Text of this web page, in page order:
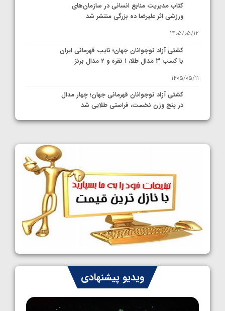
کتاب مدیریت منابع انسانی در سازمان‌های
ورزشی اثر علیرضا ده بزرگی منتشر شد
1405/05/12
کشتی آزاد نوجوانان جهان؛ نایب قهرمانی ایران
با کسب ۳ مدال طلا، ۱ نقره و ۲ مدال برنز
1405/05/11
کشتی آزاد نوجوانان قهرمانی جهان؛ چهار مدال
در پنج وزن نخست، فراستی طلایی شد
1405/05/11
کشتی آزاد نوجوانان جهان؛ رقبای نمایندگان
ایران مشخص شدند
1405/05/08
کشتی فرنگی نوجوانان جهان؛ سکوی تیمی
سوم برای ایران
1405/05/07
ایران چشم به راه چهار مدال در پنج وزن دوم
کشتی فرنگی نوجوانان جهان
1405/05/06
ویدیو پیشنهادی